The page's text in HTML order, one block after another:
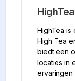
HighTea
HighTea is
High Tea
biedt een
locaties in
ervaringen